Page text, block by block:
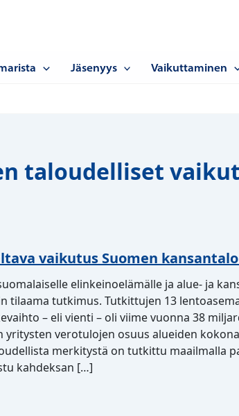
Jäsenyys Vaikuttaminen
taloudelliset
vaikutus Suomen
elinkeinoelämälle ja alue- ja
tilaama tutkimus. Tutkittujen 13
– eli vienti – oli viime vuonna 38
yritysten verotulojen osuus alueiden
merkitystä on tutkittu maailmalla
kahdeksan […]